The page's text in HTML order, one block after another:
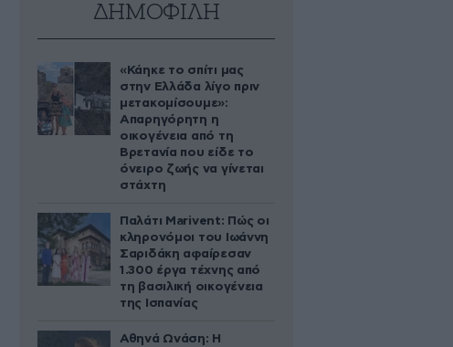
ΔΗΜΟΦΙΛΗ
«Κάηκε το σπίτι μας
στην Ελλάδα λίγο πριν
μετακομίσουμε»:
Απαρηγόρητη η
οικογένεια από τη
Βρετανία που είδε το
όνειρο ζωής να γίνεται
στάχτη
Παλάτι Marivent: Πώς οι
κληρονόμοι του Ιωάννη
Σαριδάκη αφαίρεσαν
1.300 έργα τέχνης από
τη βασιλική οικογένεια
της Ισπανίας
Αθηνά Ωνάση: Η